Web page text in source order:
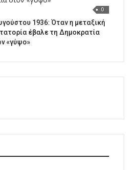
0
1936: Όταν η μεταξική
έβαλε τη Δημοκρατία
«γύψο»